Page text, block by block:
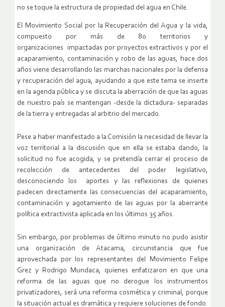
no se toque la estructura de propiedad del agua en Chile.
El Movimiento Social por la Recuperación del Agua y la vida,
compuesto por más de 80 territorios y
organizaciones impactadas por proyectos extractivos y por el
acaparamiento, contaminación y robo de las aguas, hace dos
años viene desarrollando las marchas nacionales por la defensa
y recuperación del agua, ayudando a que este tema se inserte
en la agenda pública y se discuta la aberración de que las aguas
de nuestro país se mantengan -desde la dictadura- separadas
de la tierra y entregadas al arbitrio del mercado.
Pese a haber manifestado a la Comisión la necesidad de llevar la
voz territorial a la discusión que en ella se estaba dando, la
solicitud no fue acogida, y se pretendía cerrar el proceso de
recolección de antecedentes del poder legislativo,
desconociendo los aportes y las reflexiones de quienes
padecen directamente las consecuencias del acaparamiento,
contaminación y agotamiento de las aguas por la aberrante
política extractivista aplicada en los últimos 35 años.
Sin embargo, por problemas de último minuto no pudo asistir
una organización de Atacama, circunstancia que fue
aprovechada por los representantes del Movimiento Felipe
Grez y Rodrigo Mundaca, quienes enfatizaron en que una
reforma de las aguas que no derogue los instrumentos
privatizadores, será una reforma cosmética y criminal, porque
la situación actual es dramática y requiere soluciones de fondo.